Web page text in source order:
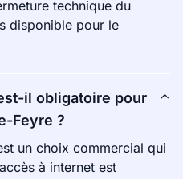
technique du
disponible pour le
il obligatoire pour
Feyre ?
un choix commercial qui
à internet est